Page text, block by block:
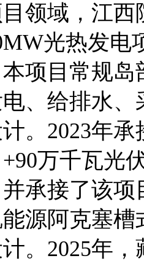
领域，江西
光热发电
项目常规
、给排水
。2023年
+90万千瓦光
承接了该项
源阿克塞
。2025年